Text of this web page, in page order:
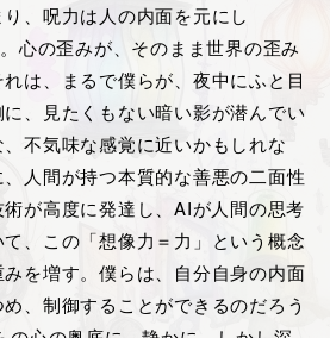
、呪力は人の内面を元にし
心の歪みが、そのまま世界の歪み
は、まるで僕らが、夜中にふと目
、見たくもない暗い影が潜んでい
不気味な感覚に近いかもしれな
人間が持つ本質的な善悪の二面性
が高度に発達し、AIが人間の思考
、この「想像力＝力」という概念
を増す。僕らは、自分自身の内面
、制御することができるのだろう